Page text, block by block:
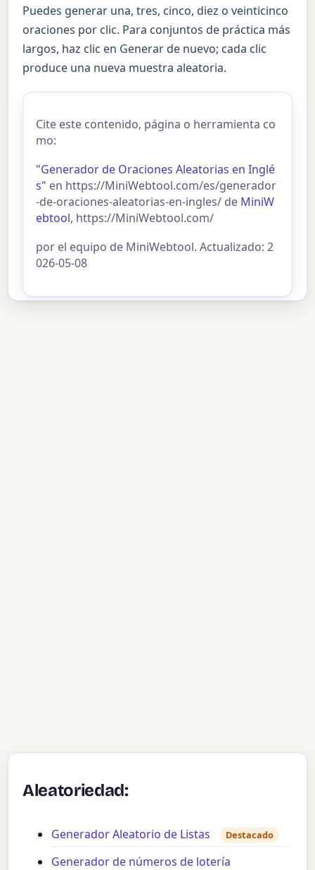
Puedes generar una, tres, cinco, diez o veinticinco
oraciones por clic. Para conjuntos de práctica más
largos, haz clic en Generar de nuevo; cada clic
produce una nueva muestra aleatoria.
Cite este contenido, página o herramienta co
mo:
"Generador de Oraciones Aleatorias en Inglé
s" en https://MiniWebtool.com/es/generador
-de-oraciones-aleatorias-en-ingles/ de MiniW
ebtool, https://MiniWebtool.com/
por el equipo de MiniWebtool. Actualizado: 2
026-05-08
Aleatoriedad:
Generador Aleatorio de Listas Destacado
Generador de números de lotería